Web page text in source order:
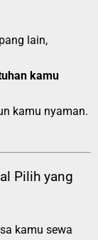
lain,
kamu
kamu nyaman.
Pilih yang
kamu sewa